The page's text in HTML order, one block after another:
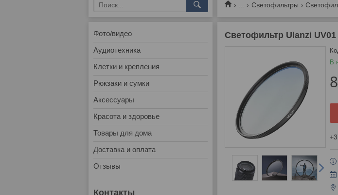
Светофильтры
Светофильтр Ulanzi
В
Фото/видео
Аудиотехника
Клетки и крепления
Рюкзаки и сумки
Аксессуары
Красота и здоровье
Товары для дома
Доставка и оплата
Отзывы